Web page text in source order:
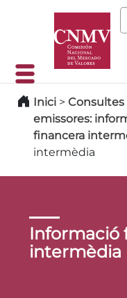
Inici > Consultes
emissores:
financera
intermèdia
Informació
intermèdia